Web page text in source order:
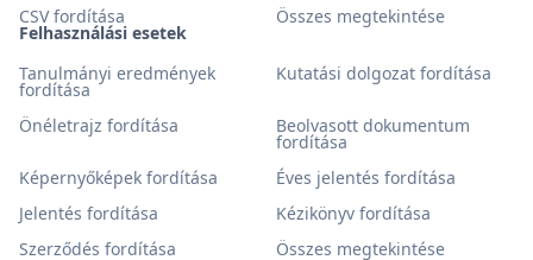
Felhasználási esetek
Tanulmányi eredmények
fordítása
Kutatási dolgozat fordítása
Önéletrajz fordítása Beolvasott dokumentum
fordítása
Képernyőképek fordítása
Éves jelentés fordítása
Jelentés fordítása
Kézikönyv fordítása
Szerződés fordítása
Összes megtekintése
CSV fordítása
Összes megtekintése